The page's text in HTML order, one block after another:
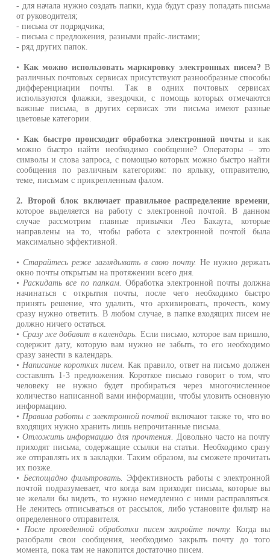
- для начала нужно создать папки, куда будут сразу попадать письма
от руководителя;
- письма от подрядчика;
- письма с предложения, разными прайс-листами;
- ряд других папок.
• Как можно использовать маркировку электронных писем? В
различных почтовых сервисах присутствуют разнообразные способы
дифференциации почты. Так в одних почтовых сервисах
используются флажки, звездочки, с помощь которых отмечаются
важные письма, в других сервисах эти письма имеют разные
цветовые категории.
•Как быстро происходит обработка электронной почтыи как
можно быстро найти необходимо сообщение? Операторы – это
символы и слова запроса, с помощью которых можно быстро найти
сообщения по различным категориям: по ярлыку, отправителю,
теме, письмам с прикрепленным фалом.
2. Второй блок включает правильное распределение времени
которое выделяется на работу с электронной почтой. В данном
случае рассмотрим главные привычки Лео Бакаута, которые
направлены на то, чтобы работа с электронной почтой была
максимально эффективной.
•Старайтесь реже заглядывать в свою почту. Не нужно держать
окно почты открытым на протяжении всего дня.
• Раскидать все по папкам.
Обработка электронной почты должна
начинаться с открытия почты, после чего необходимо быстро
принять решение, что удалить, что архивировать, прочесть, кому
сразу нужно ответить. В любом случае, в папке входящих писем не
должно ничего остаться.
• Сразу же добавит в календарь. Если письмо, которое вам пришло,
содержит дату, которую вам нужно не забыть, то его необходимо
сразу занести в календарь.
• Написание коротких писем. Как правило, ответ на письмо должен
составлять 1-3 предложения. Короткое письмо говорит о том, что
человеку не нужно будет пробираться через многочисленное
количество написанной вами информации, чтобы уловить основную
информацию.
• Правила работы с электронной почтой включают также то, что во
входящих нужно хранить лишь непрочитанные письма.
•Отложить информацию для прочтения.
Довольно часто на почту
приходят письма, содержащие ссылки на статьи. Необходимо сразу
же отправлять их в закладки. Таким образом, вы сможете прочитать
их позже.
• Беспощадно фильтровать.
Эффективность работы с электронной
почтой подразумевает, что когда вам приходят письма, которые вы
не желали бы видеть, то нужно немедленно с ними расправляться.
Не ленитесь отписываться от рассылок, либо установите фильтр на
определенного отправителя.
• После проведенной обработки писем закройте почту.
Когда вы
разобрали свои сообщения, необходимо закрыть почту до того
момента, пока там не накопится достаточно писем.